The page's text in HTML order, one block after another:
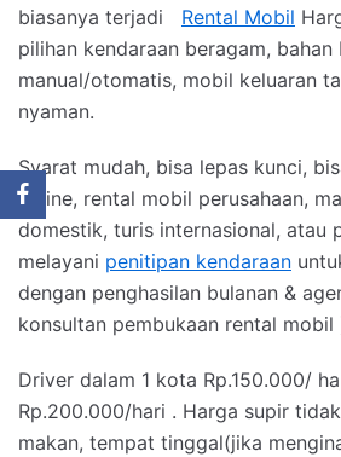
biasanya terjadi Rental Mobil
pilihan kendaraan beragam,
manual/otomatis, mobil keluaran
nyaman.
Syarat mudah, bisa lepas kunci,
online, rental mobil perusahaan,
domestik, turis internasional, atau
melayani penitipan kendaraan
dengan penghasilan bulanan &
konsultan pembukaan rental mobil
Driver dalam 1 kota Rp.150.000/
Rp.200.000/hari . Harga supir
makan, tempat tinggal(jika